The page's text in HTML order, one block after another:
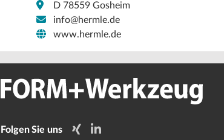
D 78559 Gosheim
info@hermle.de
www.hermle.de
Folgen Sie uns